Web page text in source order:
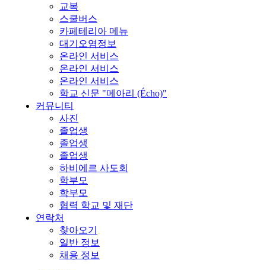
교복
스쿨버스
카페테리아 메뉴
대기오염정보
온라인 서비스
온라인 서비스
온라인 서비스
학교 신문 "메아리 (Écho)"
커뮤니티
사진
졸업생
졸업생
졸업생
하비에르 사도회
학부모
학부모
협력 학교 및 재단
연락처
찾아오기
일반 정보
채용 정보